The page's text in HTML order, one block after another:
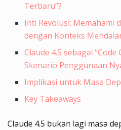
Terbaru”?
Inti Revolusi: Memahami
dengan Konteks
Claude 4.5 sebagai “Code
Skenario Penggunaan
Implikasi untuk Masa
Key Takeaways
Claude 4.5 bukan lagi masa